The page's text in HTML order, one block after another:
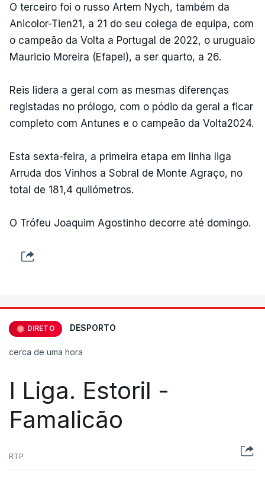
O terceiro foi o russo Artem Nych, também da
Anicolor-Tien21, a 21 do seu colega de equipa, com
o campeão da Volta a Portugal de 2022, o uruguaio
Mauricio Moreira (Efapel), a ser quarto, a 26.
Reis lidera a geral com as mesmas diferenças
registadas no prólogo, com o pódio da geral a ficar
completo com Antunes e o campeão da Volta2024.
Esta sexta-feira, a primeira etapa em linha liga
Arruda dos Vinhos a Sobral de Monte Agraço, no
total de 181,4 quilómetros.
O Trófeu Joaquim Agostinho decorre até domingo.
DIRETO DESPORTO
cerca de uma hora
I Liga. Estoril -
Famalicão
RTP